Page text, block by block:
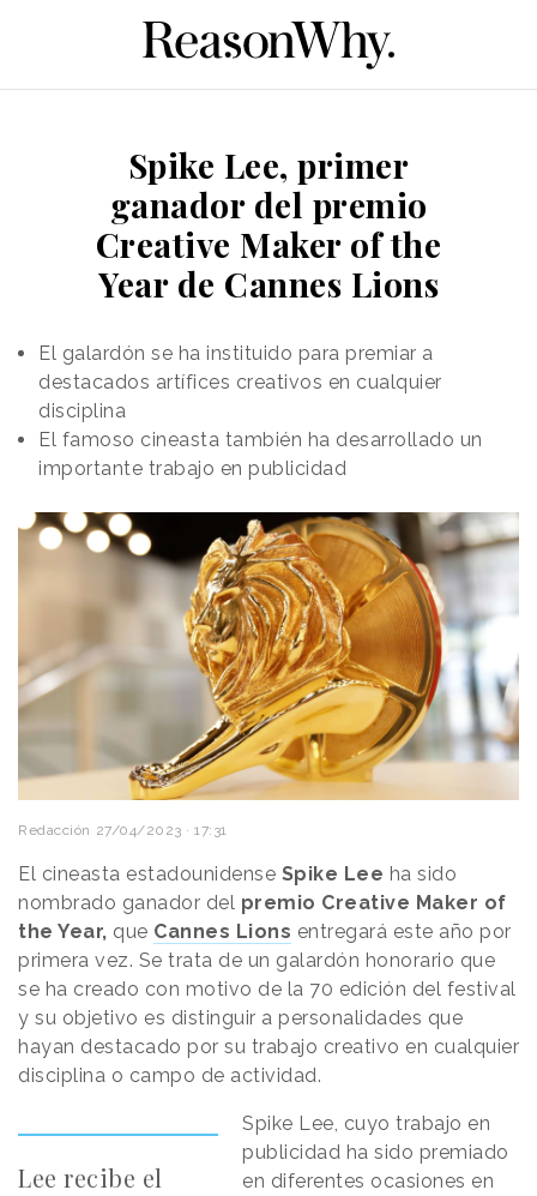
Spike Lee, primer
ganador del premio
Creative Maker of the
Year de Cannes Lions
El galardón se ha instituido para premiar a
destacados artífices creativos en cualquier
disciplina
El famoso cineasta también ha desarrollado un
importante trabajo en publicidad
Redacción 27/04/2023 · 17:31
El cineasta estadounidense Spike Lee ha sido
nombrado ganador del premio Creative Maker of
the Year, que Cannes Lions entregará este año por
primera vez. Se trata de un galardón honorario que
se ha creado con motivo de la 70 edición del festival
y su objetivo es distinguir a personalidades que
hayan destacado por su trabajo creativo en cualquier
disciplina o campo de actividad.
Lee recibe el
Spike Lee, cuyo trabajo en
publicidad ha sido premiado
en diferentes ocasiones en